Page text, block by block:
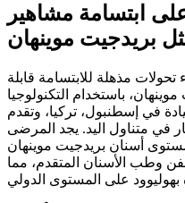
ابتسامة مشاهير
بريدجيت موينهان
مذهلة للابتسامة قابلة
باستخدام التكنولوجيا
في إسطنبول، تركيا، وتقدم
في متناول اليد. يجد المرضى
أسنان بريدجيت موينهان
وطب الأسنان المتقدم، مما